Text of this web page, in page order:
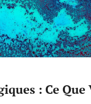
: Ce Que